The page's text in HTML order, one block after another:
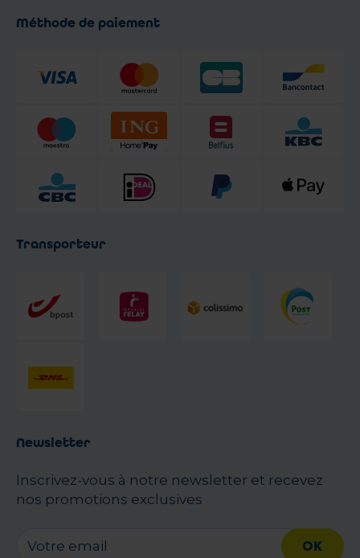
Méthode de paiement
Transporteur
Newsletter
Inscrivez-vous à notre newsletter et recevez
nos promotions exclusives
OK